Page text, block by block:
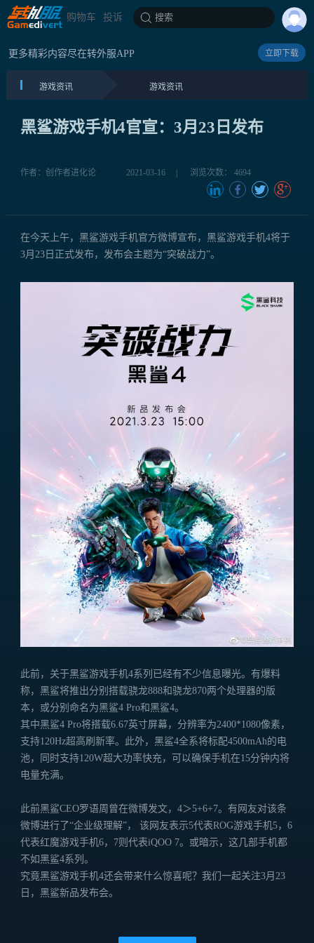
购物车 投诉 搜索
更多精彩内容尽在转外服APP 立即下载
游戏资讯 游戏资讯
黑鲨游戏手机4官宣：3月23日发布
作者：创作者进化论 2021-03-16 浏览次数： 4694
在今天上午，黑鲨游戏手机官方微博宣布，黑鲨游戏手机4将于
3月23日正式发布，发布会主题为“突破战力”。
此前，关于黑鲨游戏手机4系列已经有不少信息曝光。有爆料
称，黑鲨将推出分别搭载骁龙888和骁龙870两个处理器的版
本，或分别命名为黑鲨4 Pro和黑鲨4。
其中黑鲨4 Pro将搭载6.67英寸屏幕，分辨率为2400*1080像素，
支持120Hz超高刷新率。此外，黑鲨4全系将标配4500mAh的电
池，同时支持120W超大功率快充，可以确保手机在15分钟内将
电量充满。
此前黑鲨CEO罗语周曾在微博发文，4＞5+6+7。有网友对该条
微博进行了“企业级理解”， 该网友表示5代表ROG游戏手机5，6
代表红魔游戏手机6，7则代表iQOO 7。或暗示，这几部手机都
不如黑鲨4系列。
究竟黑鲨游戏手机4还会带来什么惊喜呢？我们一起关注3月23
日，黑鲨新品发布会。